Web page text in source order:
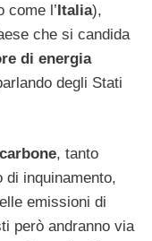
come l’Italia),
che si candida
di energia
degli Stati
, tanto
di inquinamento,
emissioni di
però andranno via